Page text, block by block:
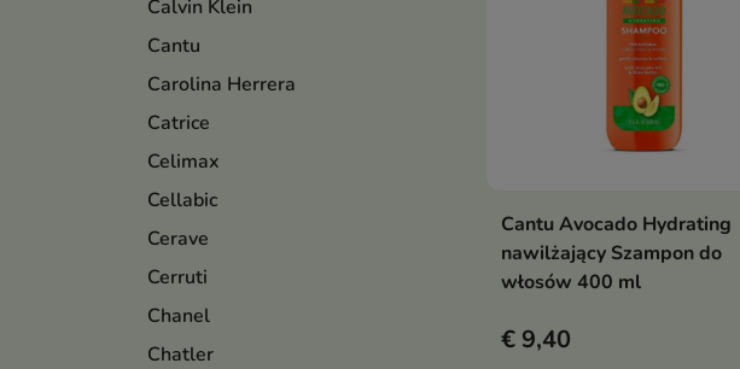
Calvin Klein
Cantu
Carolina Herrera
Catrice
Celimax
Cellabic
Cerave
Cerruti
Chanel
Chatler
In winkelwagen
Cantu Avocado Hydrating
nawilżający Szampon do
włosów 400 ml
€ 9,40